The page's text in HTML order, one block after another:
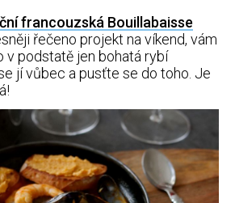
francouzská Bouillabaisse
řečeno projekt na víkend, vám
v podstatě jen bohatá rybí
jí vůbec a pusťte se do toho. Je